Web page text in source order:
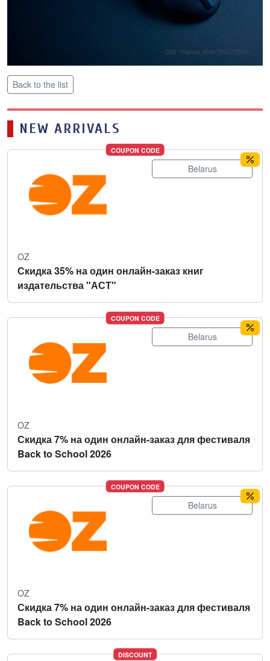
Back to the list
NEW ARRIVALS
COUPON CODE
Belarus
OZ
Скидка 35% на один онлайн-заказ книг
издательства "АСТ"
COUPON CODE
Belarus
OZ
Скидка 7% на один онлайн-заказ для фестиваля
Back to School 2026
COUPON CODE
Belarus
OZ
Скидка 7% на один онлайн-заказ для фестиваля
Back to School 2026
DISCOUNT